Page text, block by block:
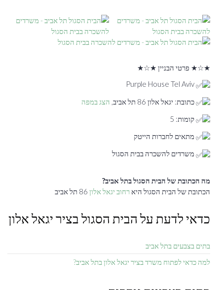
★☆★ פרטי הבניין ★☆★
Purple House Tel Aviv
כתובת: יגאל אלון 86 תל אביב,
הצג במפה
קומות: 5
מתאים לחברות הייטק
משרדים להשכרה בבית הסגול
מה הכתובת של הבית הסגול בתל אביב?
הכתובת של הבית הסגול היא רחוב יגאל אלון86 תל אביב
כדאי לדעת על הבית הסגול בציר יגאל אלון
בתים בצבעים בתל אביב
למה כדאי לפתוח משרד בציר יגאל אלון בתל אביב?